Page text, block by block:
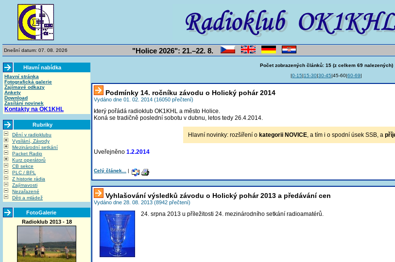
Dnešní datum: 07. 08. 2026 "Holice 2026": 21.–22. 8.
Hlavní nabídka
Hlavní stránka
Fotografická galerie
Zajímavé odkazy
Ankety
Download
Zasílání novinek
Kontakty na OK1KHL
Rubriky
Dění v radioklubu
Vysílání, Závody
Mezinárodní setkání
Packet Radio
Kurz operátorů
CB sekce
PLC / BPL
Z historie rádia
Zajímavosti
Nezařazené
Děti a mládež
FotoGalerie
Radioklub 2013 - 18
Počet zobrazených článků: 15 (z celkem 69 nalezených)
|0-15|15-30|30-45|45-60|60-69|
Podmínky 14. ročníku závodu o Holický pohár 2014
Vydáno dne 01. 02. 2014 (16050 přečtení)
který pořádá radioklub OK1KHL a město Holice.
Koná se tradičně poslední sobotu v dubnu, letos tedy 26.4.2014.
Hlavní novinky: rozšíření o kategorii NOVICE, a tím i o spodní úsek SSB, a
Uveřejněno 1.2.2014
Celý článek... |
Vyhlašování výsledků závodu o Holický pohár 2013 a předávání cen
Vydáno dne 28. 08. 2013 (8942 přečtení)
24. srpna 2013 u příležitosti 24. mezinárodního setkání radioamatérů.